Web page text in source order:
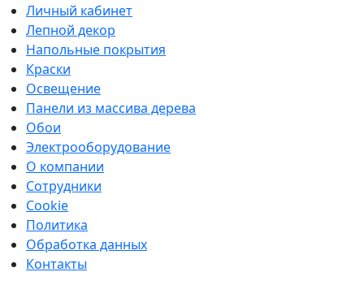
Личный кабинет
Лепной декор
Напольные покрытия
Краски
Освещение
Панели из массива дерева
Обои
Электрооборудование
О компании
Сотрудники
Cookie
Политика
Обработка данных
Контакты